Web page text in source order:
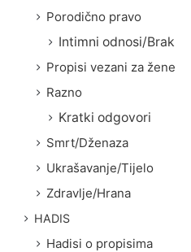
Porodično pravo
Intimni odnosi/Brak
Propisi vezani za žene
Razno
Kratki odgovori
Smrt/Dženaza
Ukrašavanje/Tijelo
Zdravlje/Hrana
HADIS
Hadisi o propisima